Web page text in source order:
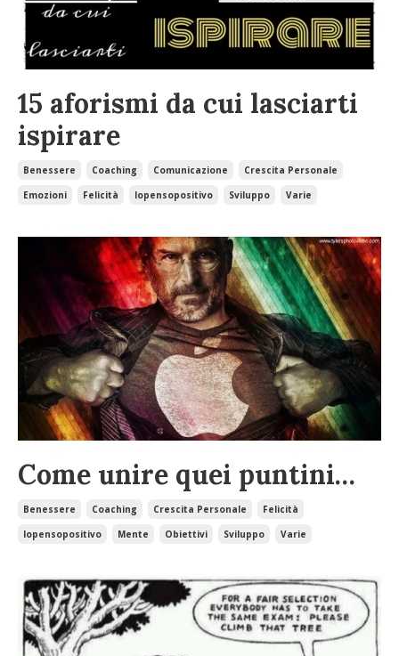
15 aforismi da cui lasciarti
ispirare
Benessere Coaching Comunicazione
Crescita Personale
Emozioni
Felicità Iopensopositivo Sviluppo Varie
Come unire quei puntini…
Benessere Coaching Crescita Personale
Felicità
Iopensopositivo
Mente Obiettivi Sviluppo Varie